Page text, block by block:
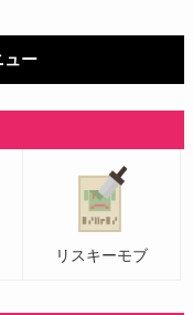
ュー
リスキーモブ